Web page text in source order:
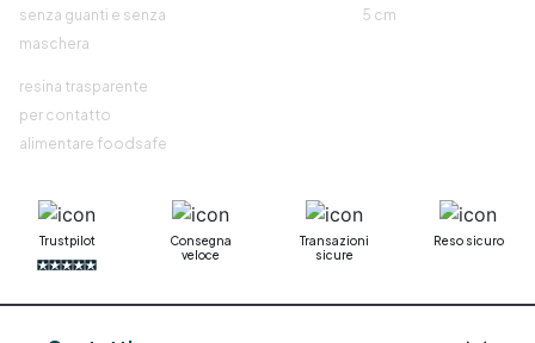
senza guanti e senza
maschera
5 cm
resina trasparente
per contatto
alimentare foodsafe
Trustpilot
Consegna
veloce
Transazioni
sicure
Reso sicuro